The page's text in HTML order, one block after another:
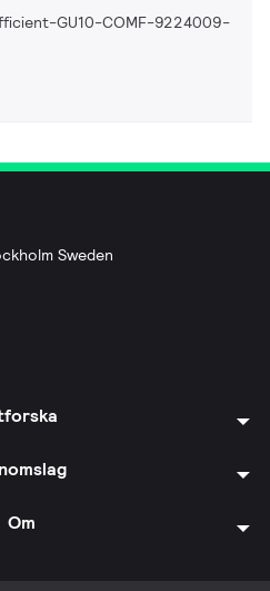
GU10-COMF-9224009-
Sweden
Om